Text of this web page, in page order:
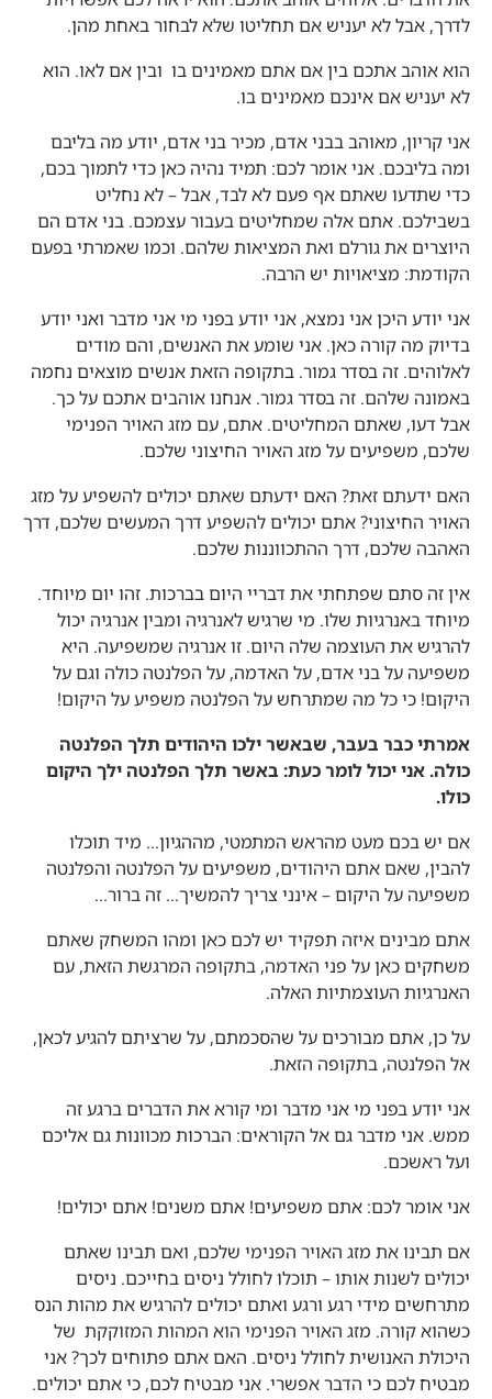
לדרך, אבל לא יעניש אם תחליטו שלא לבחור באחת מהן.
הוא אוהב אתכם בין אם אתם מאמינים בו ובין אם לאו. הוא
לא יעניש אם אינכם מאמינים בו.
אני קריון, מאוהב בבני אדם, מכיר בני אדם, יודע מה בליבם
ומה בליבכם. אני אומר לכם: תמיד נהיה כאן כדי לתמוך בכם,
כדי שתדעו שאתם אף פעם לא לבד, אבל – לא נחליט
בשבילכם. אתם אלה שמחליטים בעבור עצמכם. בני אדם הם
היוצרים את גורלם ואת המציאות שלהם. וכמו שאמרתי בפעם
הקודמת: מציאויות יש הרבה.
אני יודע היכן אני נמצא, אני יודע בפני מי אני מדבר ואני יודע
בדיוק מה קורה כאן. אני שומע את האנשים, והם מודים
לאלוהים. זה בסדר גמור. בתקופה הזאת אנשים מוצאים נחמה
באמונה שלהם. זה בסדר גמור. אנחנו אוהבים אתכם על כך.
אבל דעו, שאתם המחליטים. אתם, עם מזג האויר הפנימי
שלכם, משפיעים על מזג האויר החיצוני שלכם.
האם ידעתם זאת? האם ידעתם שאתם יכולים להשפיע על מזג
האויר החיצוני? אתם יכולים להשפיע דרך המעשים שלכם, דרך
האהבה שלכם, דרך ההתכווננות שלכם.
אין זה סתם שפתחתי את דבריי היום בברכות. זהו יום מיוחד.
מיוחד באנרגיות שלו. מי שרגיש לאנרגיה ומבין אנרגיה יכול
להרגיש את העוצמה שלה היום. זו אנרגיה שמשפיעה. היא
משפיעה על בני אדם, על האדמה, על הפלנטה כולה וגם על
היקום! כי כל מה שמתרחש על הפלנטה משפיע על היקום!
אמרתי כבר בעבר, שבאשר ילכו היהודים תלך הפלנטה
כולה. אני יכול לומר כעת: באשר תלך הפלנטה ילך היקום
כולו.
אם יש בכם מעט מהראש המתמטי, מההגיון… מיד תוכלו
להבין, שאם אתם היהודים, משפיעים על הפלנטה והפלנטה
משפיעה על היקום – אינני צריך להמשיך… זה ברור…
אתם מבינים איזה תפקיד יש לכם כאן ומהו המשחק שאתם
משחקים כאן על פני האדמה, בתקופה המרגשת הזאת, עם
האנרגיות העוצמתיות האלה.
על כן, אתם מבורכים על שהסכמתם, על שרציתם להגיע לכאן,
אל הפלנטה, בתקופה הזאת.
אני יודע בפני מי אני מדבר ומי קורא את הדברים ברגע זה
ממש. אני מדבר גם אל הקוראים: הברכות מכוונות גם אליכם
ועל ראשכם.
אני אומר לכם: אתם משפיעים! אתם משנים! אתם יכולים!
אם תבינו את מזג האויר הפנימי שלכם, ואם תבינו שאתם
יכולים לשנות אותו – תוכלו לחולל ניסים בחייכם. ניסים
מתרחשים מידי רגע ורגע ואתם יכולים להרגיש את מהות הנס
כשהוא קורה. מזג האויר הפנימי הוא המהות המזוקקת של
היכולת האנושית לחולל ניסים. האם אתם פתוחים לכך? אני
מבטיח לכם כי הדבר אפשרי. אני מבטיח לכם, כי אתם יכולים.